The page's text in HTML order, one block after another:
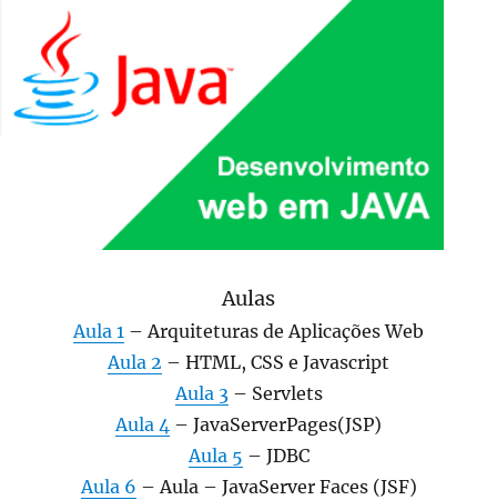
Aulas
Aula 1 –Arquiteturas de Aplicações Web
Aula 2 – HTML, CSS e Javascript
Aula 3– Servlets
Aula 4 – JavaServerPages(JSP)
Aula 5 – JDBC
Aula 6 – Aula – JavaServer Faces (JSF)